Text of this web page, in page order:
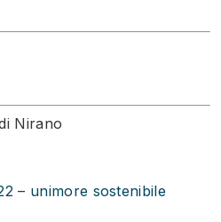
Nirano
– unimore sostenibile